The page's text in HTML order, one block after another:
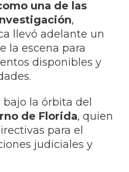
una de las
,
llevó adelante un
la escena para
disponibles y
la órbita del
de Florida, quien
para el
judiciales y